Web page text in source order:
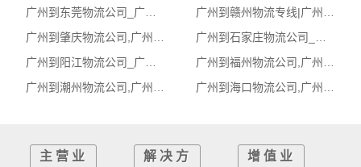
主营业
解决方
增值业